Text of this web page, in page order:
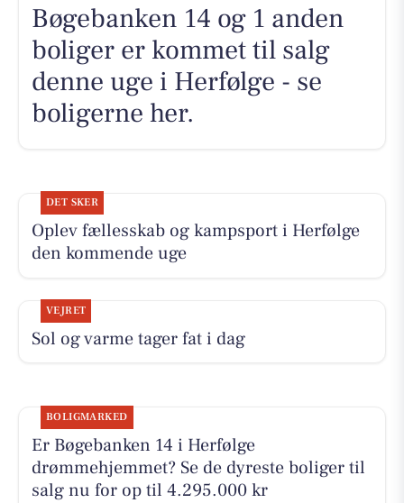
Bøgebanken 14 og 1 anden
boliger er kommet til salg
denne uge i Herfølge - se
boligerne her.
DET SKER
Oplev fællesskab og kampsport i Herfølge
den kommende uge
VEJRET
Sol og varme tager fat i dag
BOLIGMARKED
Er Bøgebanken 14 i Herfølge
drømmehjemmet? Se de dyreste boliger til
salg nu for op til 4.295.000 kr